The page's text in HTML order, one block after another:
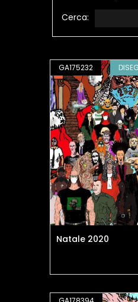
Cerca:
GA175232
Natale 2020